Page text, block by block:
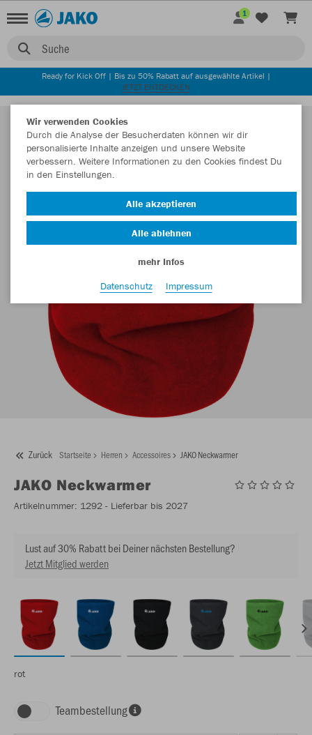
Suche
1
Ready for Kick Off | Bis zu 50% Rabatt auf ausgewählte Artikel |
JETZT ENTDECKEN
Zurück Startseite Herren Accessoires JAKO Neckwarmer
JAKO Neckwarmer
Artikelnummer: 1292 - Lieferbar bis 2027
Lust auf 30% Rabatt bei Deiner nächsten Bestellung?
Jetzt Mitglied werden
rot
Teambestellung
Wir verwenden Cookies
Durch die Analyse der Besucherdaten können wir dir
personalisierte Inhalte anzeigen und unsere Website
verbessern. Weitere Informationen zu den Cookies findest Du
in den Einstellungen.
Alle akzeptieren
Alle ablehnen
mehr Infos
Datenschutz
Impressum